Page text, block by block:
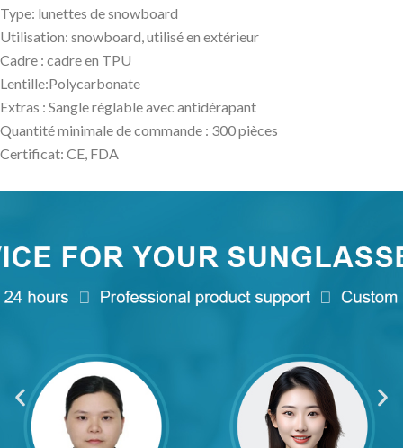
Type: lunettes de snowboard
Utilisation: snowboard, utilisé en extérieur
Cadre : cadre en TPU
Lentille:Polycarbonate
Extras : Sangle réglable avec antidérapant
Quantité minimale de commande : 300 pièces
Certificat: CE, FDA